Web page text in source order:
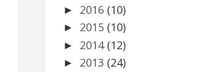
► 2016 (10)
► 2015 (10)
► 2014 (12)
► 2013 (24)